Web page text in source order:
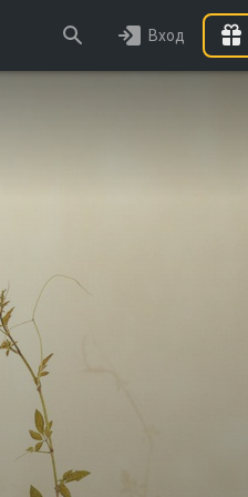
Вход